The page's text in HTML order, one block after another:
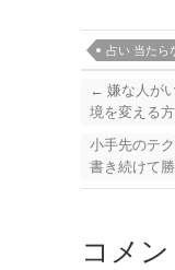
占い 当たら
← 嫌な人が
境を変える
小手先のテ
書き続けて
コメ